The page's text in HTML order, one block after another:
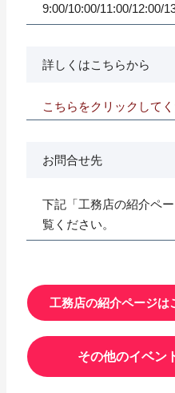
9:00/10:00/11:00/12:00/
詳しくはこちらから
こちらをクリックして
お問合せ先
下記「工務店の紹介ペ
覧ください。
工務店の紹介ページは
その他のイベン